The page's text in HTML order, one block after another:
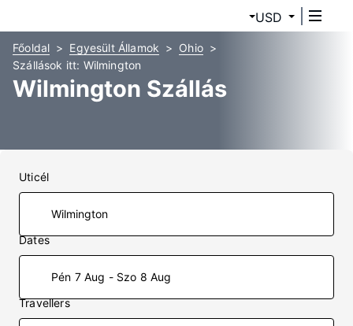
USD
Főoldal Egyesült Államok
Ohio
Szállások itt: Wilmington
Wilmington Szállás
Uticél
Dates
Pén 7 Aug - Szo 8 Aug
Travellers